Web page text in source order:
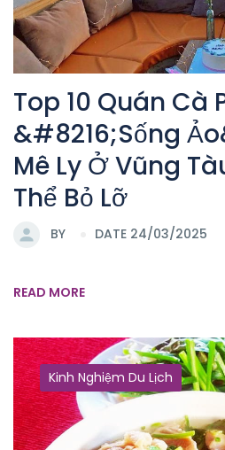
Top 10 Quán Cà
&#8216;Sống
Mê Ly Ở Vũng
Thể Bỏ Lỡ
BY DATE 24/03/2025
READ MORE
Kinh Nghiệm Du Lịch